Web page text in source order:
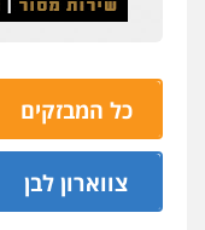
כל המבזקים
במושב אליכין נאשם
צווארון לבן
שלושה שוטרים נחקרו